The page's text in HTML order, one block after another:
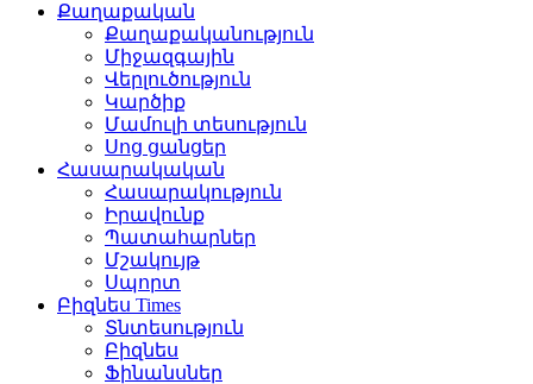
Քաղաքական
Քաղաքականություն
Միջազգային
Վերլուծություն
Կարծիք
Մամուլի տեսություն
Սոց ցանցեր
Հասարակական
Հասարակություն
Իրավունք
Պատահարներ
Մշակույթ
Սպորտ
Բիզնես Times
Տնտեսություն
Բիզնես
Ֆինանսներ